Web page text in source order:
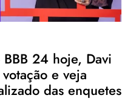
24 hoje, Davi
e veja
das enquetes